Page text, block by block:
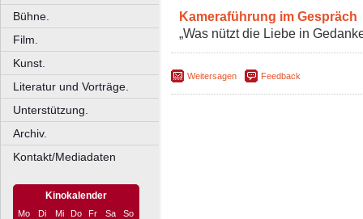
Bühne.
Film.
Kunst.
Literatur und Vorträge.
Unterstützung.
Archiv.
Kontakt/Mediadaten
Kinokalender
Mo Di Mi Do Fr Sa
So
Kameraführung im Gespräch
„Was nützt die Liebe in
Weitersagen Feedback